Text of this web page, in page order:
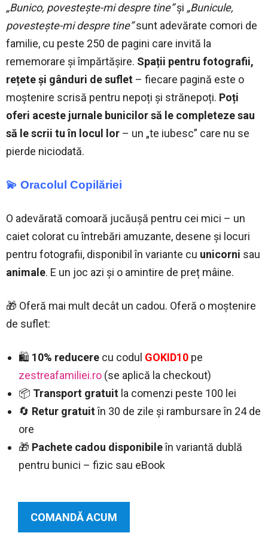
„Bunico, povestește-mi despre tine”și „Bunicule,
povestește-mi despre tine”sunt adevărate comori de
familie, cu peste 250 de pagini care invită la
rememorare și împărtășire. Spații pentru fotografii,
rețete și gânduri de suflet – fiecare pagină este o
moștenire scrisă pentru nepoți și strănepoți. Poți
oferi aceste jurnale bunicilor să le completeze sau
să le scrii tu în locul lor – un „te iubesc” care nu se
pierde niciodată.
💫 Oracolul Copilăriei
O adevărată comoară jucăușă pentru cei mici – un
caiet colorat cu întrebări amuzante, desene și locuri
pentru fotografii, disponibil în variante cu unicorni sau
animale. E un joc azi și o amintire de preț mâine.
🎁 Oferă mai mult decât un cadou. Oferă o moștenire
de suflet:
🛍️ 10% reducere cu codul GOKID10 pe
zestreafamiliei.ro (se aplică la checkout)
📦 Transport gratuit la comenzi peste 100 lei
🔄 Retur gratuitîn 30 de zile și rambursare în 24 de
ore
🎁 Pachete cadou disponibileîn variantă dublă
pentru bunici – fizic sau eBook
COMANDĂ ACUM